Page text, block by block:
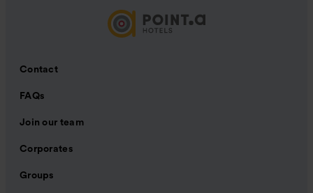
Contact
FAQs
Join our team
Corporates
Groups